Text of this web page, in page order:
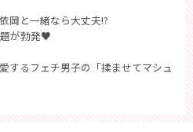
岡と一緒なら大丈夫!?
が勃発♥
するフェチ男子の「揉ませてマシュ